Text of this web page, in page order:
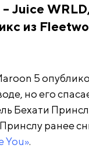
– Juice
из
5
но его
Бехати
ранее
You».